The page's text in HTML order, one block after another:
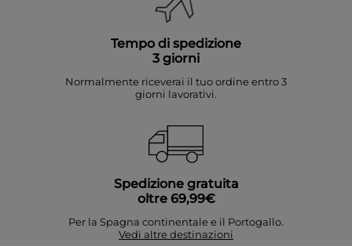
Tempo di spedizione
3 giorni
Normalmente riceverai il tuo ordine entro 3
giorni lavorativi.
Spedizione gratuita
oltre 69,99€
Per la Spagna continentale e il Portogallo.
Vedi altre destinazioni